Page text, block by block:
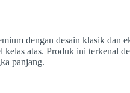
dengan desain klasik dan
atas. Produk ini terkenal
panjang.